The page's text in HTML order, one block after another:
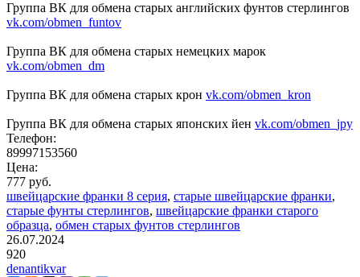
Группа ВК для обмена старых английских фунтов стерлингов
vk.com/obmen_funtov
Группа ВК для обмена старых немецких марок
vk.com/obmen_dm
Группа ВК для обмена старых крон vk.com/obmen_kron
Группа ВК для обмена старых японских йен vk.com/obmen_jpy
Телефон:
89997153560
Цена:
777 руб.
швейцарские франки 8 серия, старые швейцарские франки,
старые фунты стерлингов, швейцарские франки старого
образца, обмен старых фунтов стерлингов
26.07.2024
920
denantikvar